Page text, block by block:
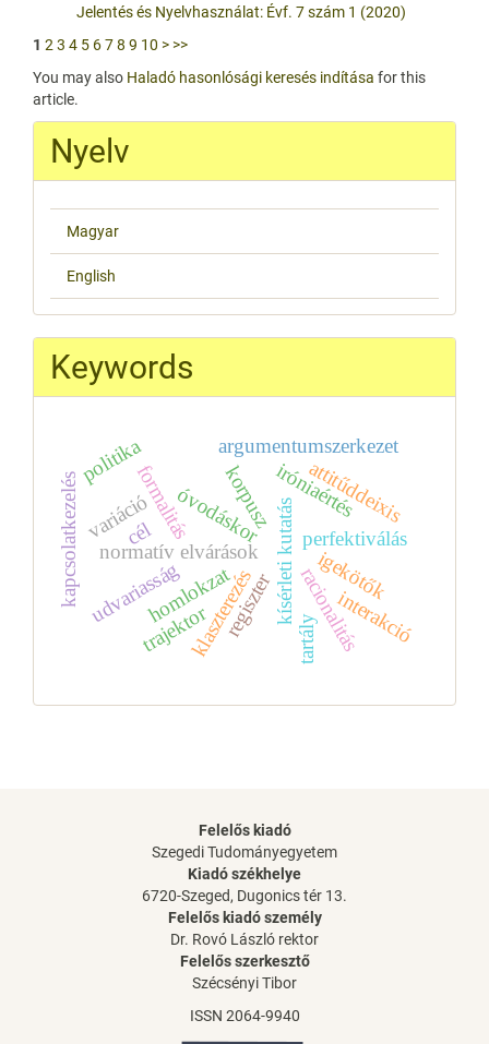
Jelentés és Nyelvhasználat: Évf. 7 szám 1 (2020)
1 2 3 4 5 678 9 10 > >>
You may also Haladó hasonlósági keresés indítása for this
article.
Nyelv
Magyar
English
Keywords
óvodáskoriróniaértés
normatív elvárások kísérleti kutatás perfektiválás
igekötők
korpusz
argumentumszerkezet
klaszterezés
homlokzat
udvariasság racionalitás
formalitás
regiszter
variáció attitűddeixis
kapcsolatkezelés
tartály
trajektor
cél
politika
interakció
Felelős kiadó
Szegedi Tudományegyetem
Kiadó székhelye
6720-Szeged, Dugonics tér 13.
Felelős kiadó személy
Dr. Rovó László rektor
Felelős szerkesztő
Szécsényi Tibor
ISSN 2064-9940